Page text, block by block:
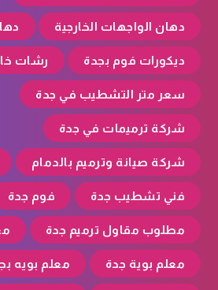
دهان الواجهات الخارجية
ديكورات فوم بجدة رشات
سعر متر التشطيب في جدة
شركة ترميمات في جدة
شركة صيانة وترميم بالدمام
فني تشطيب جدة فوم جدة
مطلوب مقاول ترميم جدة
معلم بوية جدة معلم بويه